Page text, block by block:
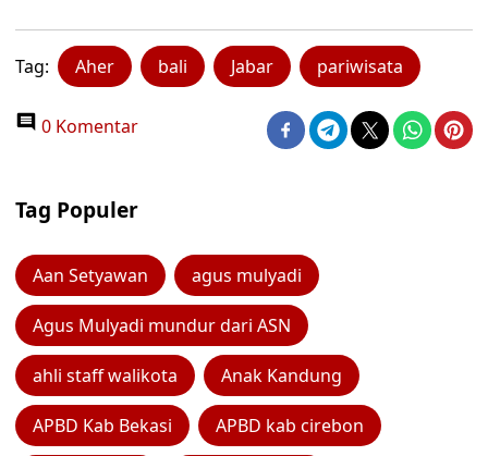
Tag: Aher bali Jabar pariwisata
0 Komentar
Tag Populer
Aan Setyawan agus mulyadi
Agus Mulyadi mundur dari ASN
ahli staff walikota Anak Kandung
APBD Kab Bekasi APBD kab cirebon